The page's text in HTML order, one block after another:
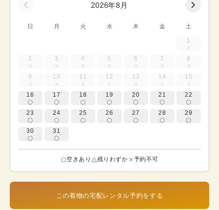
2026年8月
日 月 火 水 木 金 土
1
2 3 4 5 6 7 8
9 10 11 12 13 14 15
16 17 18 19 20 21 22
23 24 25 26 27 28 29
30 31
空きあり 残りわずか 予約不可
この着物の宅配レンタル予約をする